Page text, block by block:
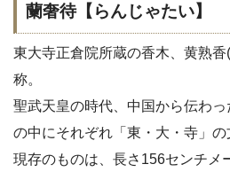
蘭奢待【らんじゃたい】
東大寺正倉院所蔵の香木、黄熟香
称。
聖武天皇の時代、中国から伝わ
の中にそれぞれ「東・大・寺」の
現存のものは、長さ156センチメ